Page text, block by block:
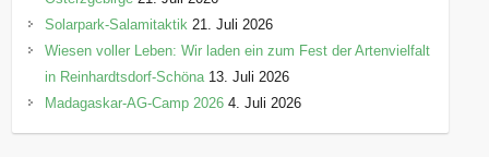
Solarpark-Salamitaktik 21. Juli 2026
Wiesen voller Leben: Wir laden ein zum Fest der Artenvielfalt
in Reinhardtsdorf-Schöna 13. Juli 2026
Madagaskar-AG-Camp 2026 4. Juli 2026